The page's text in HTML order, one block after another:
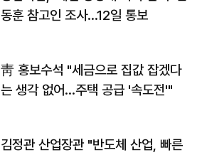
동훈 참고인 조사...12일 통보
靑 홍보수석 "세금으로 집값 잡겠다
는 생각 없어…주택 공급 '속도전'"
김정관 산업장관 "반도체 산업, 빠른